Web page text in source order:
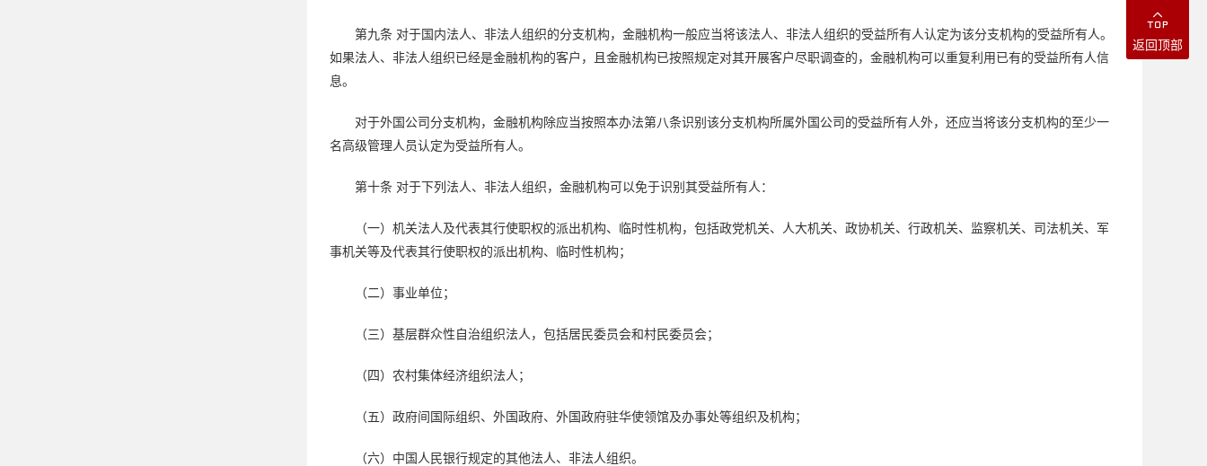
第九条 对于国内法人、非法人组织的分支机构，金融机构一般应当将该法人、非法人组织的受益所有人认定为该分支机构的受益所有人。
如果法人、非法人组织已经是金融机构的客户，且金融机构已按照规定对其开展客户尽职调查的，金融机构可以重复利用已有的受益所有人信
息。
对于外国公司分支机构，金融机构除应当按照本办法第八条识别该分支机构所属外国公司的受益所有人外，还应当将该分支机构的至少一
名高级管理人员认定为受益所有人。
第十条 对于下列法人、非法人组织，金融机构可以免于识别其受益所有人：
（一）机关法人及代表其行使职权的派出机构、临时性机构，包括政党机关、人大机关、政协机关、行政机关、监察机关、司法机关、军
事机关等及代表其行使职权的派出机构、临时性机构；
（二）事业单位；
（三）基层群众性自治组织法人，包括居民委员会和村民委员会；
（四）农村集体经济组织法人；
（五）政府间国际组织、外国政府、外国政府驻华使领馆及办事处等组织及机构；
（六）中国人民银行规定的其他法人、非法人组织。
返回顶部